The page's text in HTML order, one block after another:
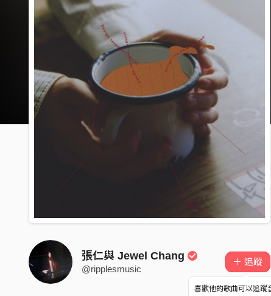
張仁與 Jewel Chang
@ripplesmusic
＋ 追蹤
喜歡他的歌曲可以追蹤